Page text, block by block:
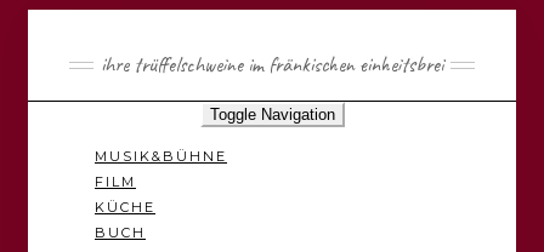
ihre trüffelschweine im fränkischen einheitsbrei
Toggle Navigation
MUSIK&BÜHNE
FILM
KÜCHE
BUCH